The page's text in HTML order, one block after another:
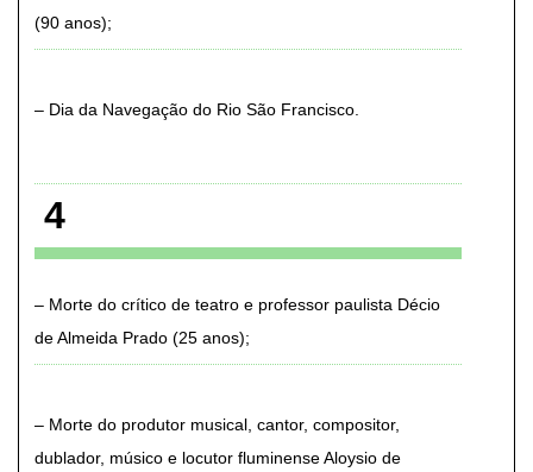
(90 anos)
Dia da Navegação do Rio São Francisco
4
Morte do crítico de teatro e professor paulista Décio
de Almeida Prado (25 anos)
Morte do produtor musical, cantor, compositor,
dublador, músico e locutor fluminense Aloysio de